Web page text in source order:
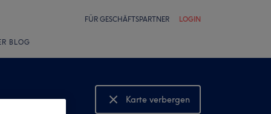
FÜR GESCHÄFTSPARTNER LOGIN
BLOG
Karte verbergen